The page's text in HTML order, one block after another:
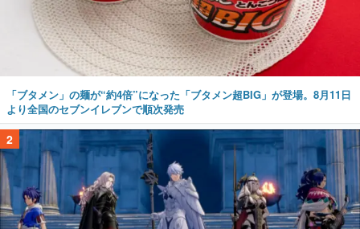
「ブタメン」の麺が“約4倍”になった「ブタメン超BIG」が登場。8月11日
より全国のセブンイレブンで順次発売
2